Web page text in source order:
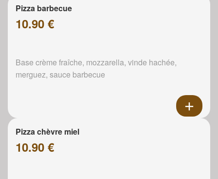
Pizza barbecue
10.90 €
Base crème fraîche, mozzarella, vinde hachée,
merguez, sauce barbecue
Pizza chèvre miel
10.90 €